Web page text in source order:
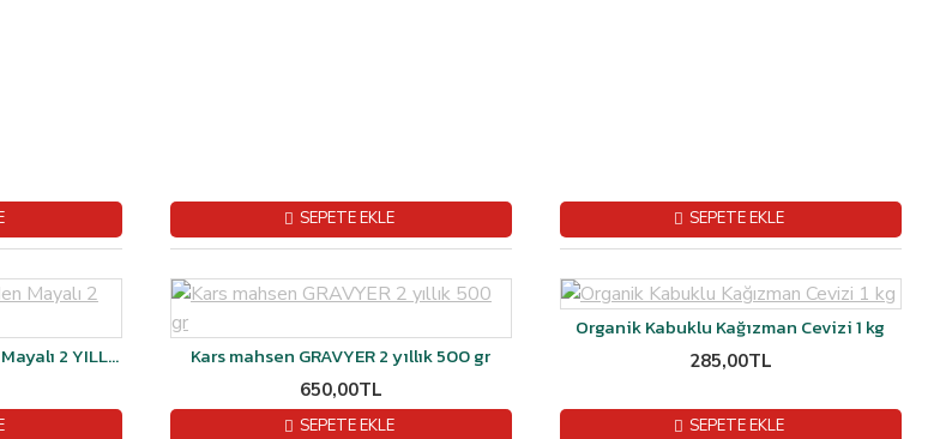
SEPETE EKLE SEPETE EKLE
Kars Mahsen Kaşarı Şirden Mayalı 2 YILLIK 500 gr Kars mahsen GRAVYER 2 yıllık 500 gr
650,00TL
SEPETE EKLE
Organik Kabuklu Kağızman Cevizi 1 kg
285,00TL
SEPETE EKLE